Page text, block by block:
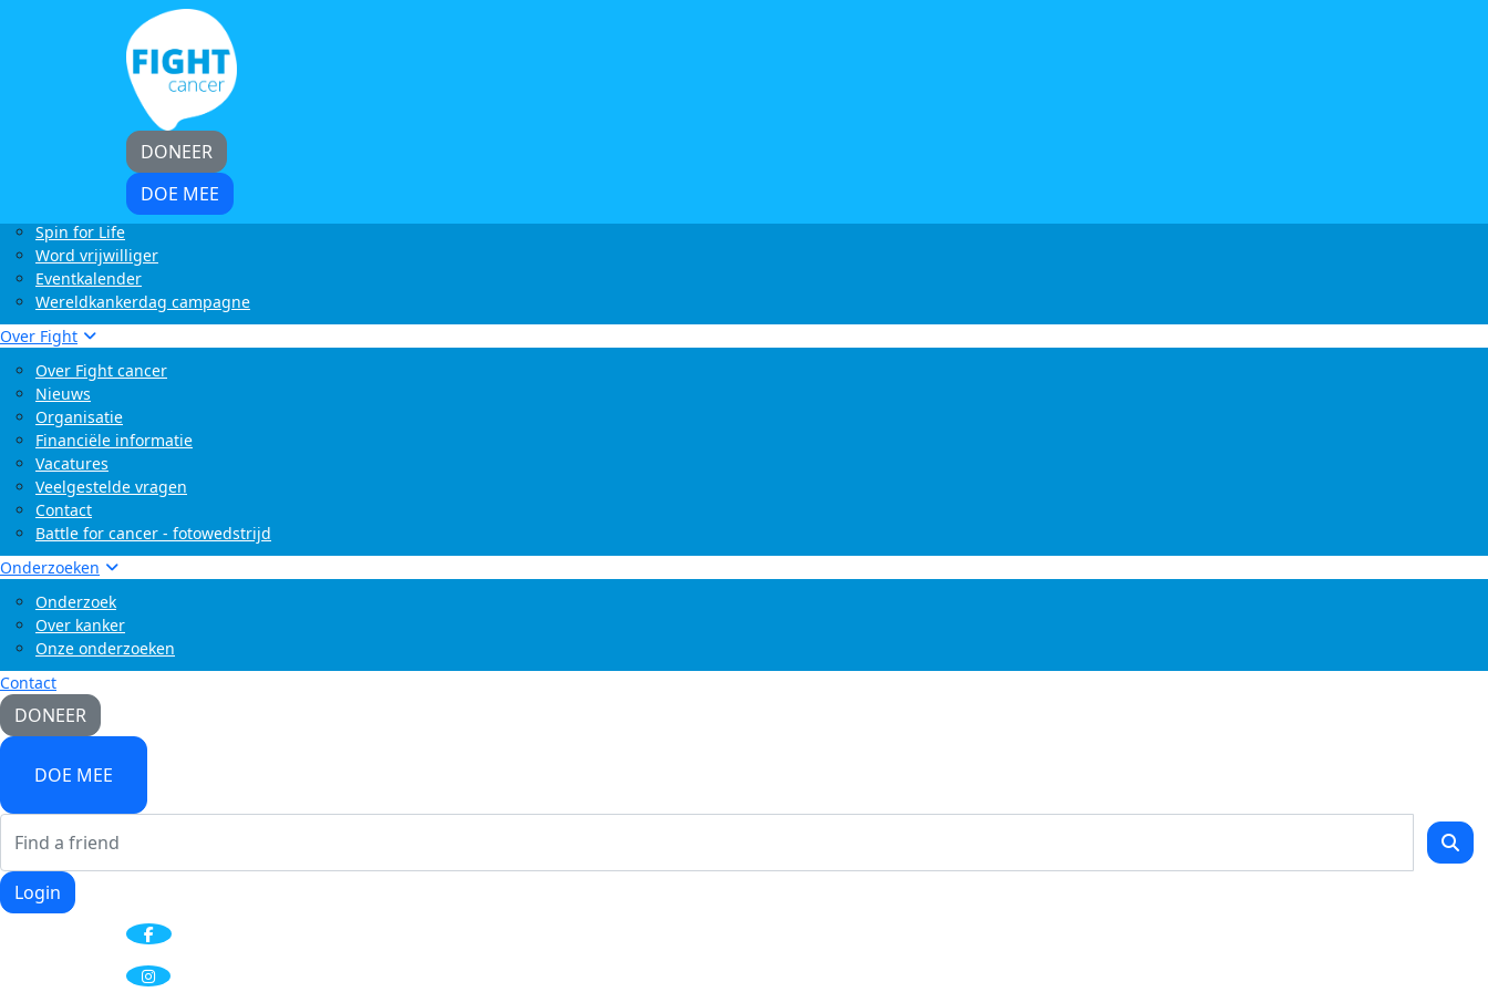
Start zelf een actie
Light at Night Walk
Rollercoaster Run
Swim to Fight Cancer
Buffelrun X Fight cancer
Tocht om de Noord
Spin for Life
Word vrijwilliger
Eventkalender
Wereldkankerdag campagne
Over Fight
Over Fight cancer
Nieuws
Organisatie
Financiële informatie
Vacatures
Veelgestelde vragen
Contact
Battle for cancer - fotowedstrijd
Onderzoeken
Onderzoek
Over kanker
Onze onderzoeken
Contact
DONEER
DOE MEE
Login
DONEER
DOE MEE